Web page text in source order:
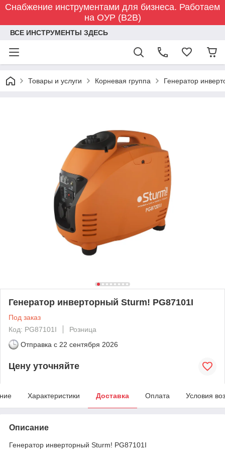
Снабжение инструментами для бизнеса. Работаем
на ОУР (B2B)
ВСЕ ИНСТРУМЕНТЫ ЗДЕСЬ
Товары и услуги Корневая группа Генератор
Генератор инверторный Sturm! PG87101I
Под заказ
Код: PG87101I
Розница
Отправка с 22 сентября 2026
Цену уточняйте
Характеристики Доставка Оплата Условия
Описание
Генератор инверторный Sturm! PG87101I